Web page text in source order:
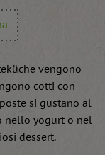
vengono
cotti con
si gustano al
nello yogurt o nel
dessert.